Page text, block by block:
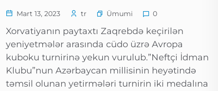
Mart 13, 2023 tr Ümumi 0
Xorvatiyanın paytaxtı Zaqrebdə keçirilən
yeniyetmələr arasında cüdo üzrə Avropa
kuboku turnirinə yekun vurulub.”Neftçi İdman
Klubu”nun Azərbaycan millisinin heyətində
təmsil olunan yetirmələri turnirin iki medalına